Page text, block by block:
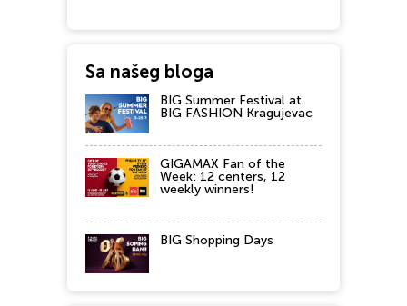
Sa našeg bloga
BIG Summer Festival at
BIG FASHION Kragujevac
GIGAMAX Fan of the
Week: 12 centers, 12
weekly winners!
BIG Shopping Days